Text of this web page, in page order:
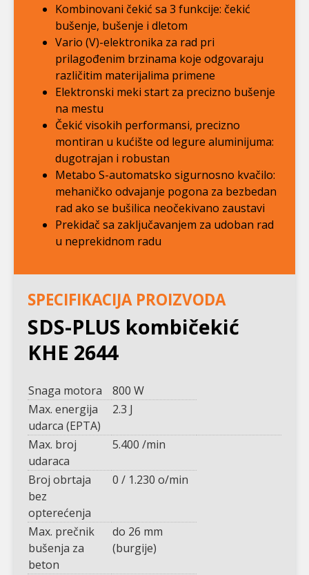
Kombinovani čekić sa 3 funkcije: čekić
bušenje, bušenje i dletom
Vario (V)-elektronika za rad pri
prilagođenim brzinama koje odgovaraju
različitim materijalima primene
Elektronski meki start za precizno bušenje
na mestu
Čekić visokih performansi, precizno
montiran u kućište od legure aluminijuma:
dugotrajan i robustan
Metabo S-automatsko sigurnosno kvačilo:
mehaničko odvajanje pogona za bezbedan
rad ako se bušilica neočekivano zaustavi
Prekidač sa zaključavanjem za udoban rad
u neprekidnom radu
SPECIFIKACIJA PROIZVODA
SDS-PLUS kombičekić
KHE 2644
Snaga motora
800 W
Max. energija
udarca (EPTA)
2.3 J
Max. broj
udaraca
5.400 /min
Broj obrtaja
bez
opterećenja
0 / 1.230 o/min
Max. prečnik
bušenja za
beton
do 26 mm
(burgije)